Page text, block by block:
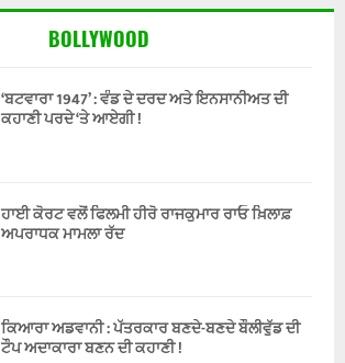
BOLLYWOOD
‘ਬਟਵਾਰਾ 1947’ : ਵੰਡ ਦੇ ਦਰਦ ਅਤੇ ਇਨਸਾਨੀਅਤ ਦੀ
ਕਹਾਣੀ ਪਰਦੇ ‘ਤੇ ਆਏਗੀ !
ਹਾਈ ਕੋਰਟ ਵਲੋਂ ਫਿਲਮੀ ਹੀਰੋ ਰਾਜਕੁਮਾਰ ਰਾਓ ਖ਼ਿਲਾਫ਼
ਅਪਰਾਧਕ ਮਾਮਲਾ ਰੱਦ
ਕਿਆਰਾ ਅਡਵਾਨੀ : ਪੱਤਰਕਾਰ ਬਣਦੇ-ਬਣਦੇ ਬੌਲੀਵੁੱਡ ਦੀ
ਟੌਪ ਅਦਾਕਾਰਾ ਬਣਨ ਦੀ ਕਹਾਣੀ !